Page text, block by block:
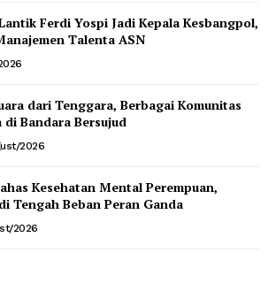
Ferdi Yospi Jadi Kepala Kesbangpol,
Talenta ASN
dari Tenggara, Berbagai Komunitas
di Bandara Bersujud
2026
Kesehatan Mental Perempuan,
Tengah Beban Peran Ganda
2026